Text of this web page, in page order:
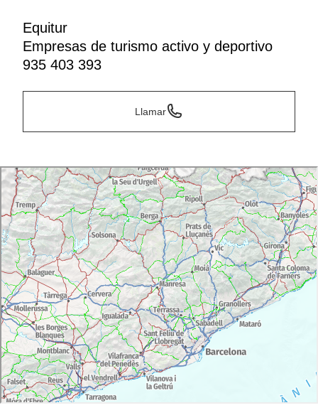
Equitur
Empresas de turismo activo y deportivo
935 403 393
Llamar